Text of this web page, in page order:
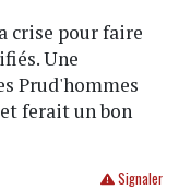
crise pour faire
Une
Prud'hommes
ferait un bon
Signaler